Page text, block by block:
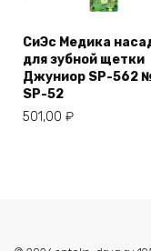
СиЭс Медика
для зубной щетки
Джуниор SP-562
SP-52
501,00 ₽